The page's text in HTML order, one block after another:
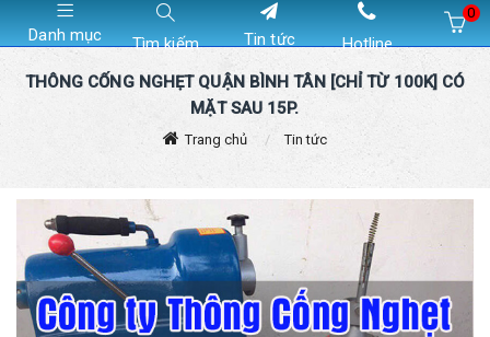
Danh mục Tìm kiếm Tin tức Hotline
0
THÔNG CỐNG NGHẸT QUẬN BÌNH TÂN [CHỈ TỪ 100K] CÓ
MẶT SAU 15P.
Trang chủ Tin tức